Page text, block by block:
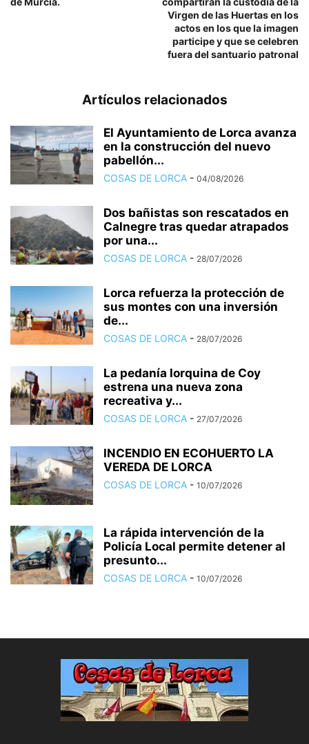
Virgen de las Huertas en los
actos en los que la imagen
participe y que se celebren
fuera del santuario patronal
Artículos relacionados
El Ayuntamiento de Lorca avanza
en la construcción del nuevo
pabellón...
COSAS DE LORCA - 04/08/2026
Dos bañistas son rescatados en
Calnegre tras quedar atrapados
por una...
COSAS DE LORCA - 28/07/2026
Lorca refuerza la protección de
sus montes con una inversión
de...
COSAS DE LORCA - 28/07/2026
La pedanía lorquina de Coy
estrena una nueva zona
recreativa y...
COSAS DE LORCA - 27/07/2026
INCENDIO EN ECOHUERTO LA
VEREDA DE LORCA
COSAS DE LORCA - 10/07/2026
La rápida intervención de la
Policía Local permite detener al
presunto...
COSAS DE LORCA - 10/07/2026